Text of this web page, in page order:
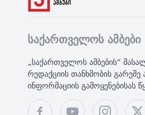
საქართველოს ამბები
„საქართველოს ამბების“
რედაქციის თანხმობის
ინფორმაციის